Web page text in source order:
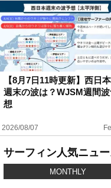
【8月7日11時更新】西日
週末の波は？WJSM週間
想
2026/08/07
サーフィン人気ニュ
MONTHLY